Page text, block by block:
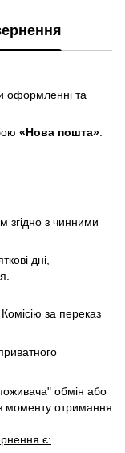
оформленні та
«Нова пошта»:
згідно з чинними
дні,
за переказ
обмін або
моменту отримання
є: